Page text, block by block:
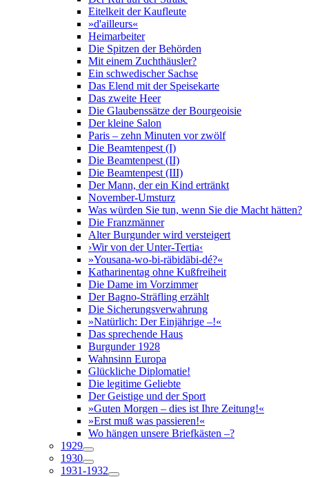
Eitelkeit der Kaufleute
»d'ailleurs«
Heimarbeiter
Die Spitzen der Behörden
Mit einem Zuchthäusler?
Ein schwedischer Sachse
Das Elend mit der Speisekarte
Das zweite Heer
Die Glaubenssätze der Bourgeoisie
Der kleine Salon
Paris – zehn Minuten vor zwölf
Die Beamtenpest (I)
Die Beamtenpest (II)
Die Beamtenpest (III)
Der Mann, der ein Kind ertränkt
November-Umsturz
Was würden Sie tun, wenn Sie die Macht hätten?
Die Franzmänner
Alter Burgunder wird versteigert
›Wir von der Unter-Tertia‹
»Yousana-wo-bi-räbidäbi-dé?«
Katharinentag ohne Kußfreiheit
Die Dame im Vorzimmer
Der Bagno-Sträfling erzählt
Die Sicherungsverwahrung
»Natürlich: Der Einjährige –!«
Das sprechende Haus
Burgunder 1928
Wahnsinn Europa
Glückliche Diplomatie!
Die legitime Geliebte
Der Geistige und der Sport
»Guten Morgen – dies ist Ihre Zeitung!«
»Erst muß was passieren!«
Wo hängen unsere Briefkästen –?
1929
1930
1931-1932